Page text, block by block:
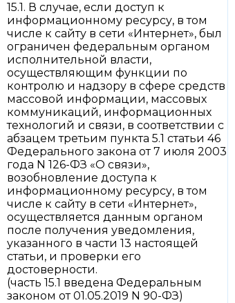
15.1. В случае, если доступ к
информационному ресурсу, в том
числе к сайту в сети «Интернет», был
ограничен федеральным органом
исполнительной власти,
осуществляющим функции по
контролю и надзору в сфере средств
массовой информации, массовых
коммуникаций, информационных
технологий и связи, в соответствии с
абзацем третьим пункта 5.1 статьи 46
Федерального закона от 7 июля 2003
года N 126-ФЗ «О связи»,
возобновление доступа к
информационному ресурсу, в том
числе к сайту в сети «Интернет»,
осуществляется данным органом
после получения уведомления,
указанного в части 13 настоящей
статьи, и проверки его
достоверности.
(часть 15.1 введена Федеральным
законом от 01.05.2019 N 90-ФЗ)